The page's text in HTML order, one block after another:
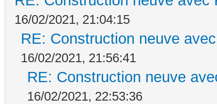
16/02/2021, 21:04:15
RE: Construction neuve
16/02/2021, 21:56:41
RE: Construction neuve
16/02/2021, 22:53:36